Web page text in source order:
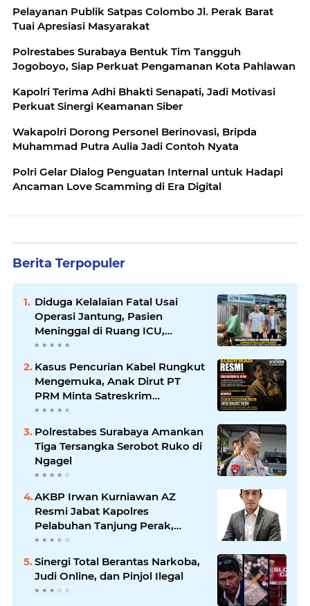
Pelayanan Publik Satpas Colombo Jl. Perak Barat
Tuai Apresiasi Masyarakat
Polrestabes Surabaya Bentuk Tim Tangguh
Jogoboyo, Siap Perkuat Pengamanan Kota Pahlawan
Kapolri Terima Adhi Bhakti Senapati, Jadi Motivasi
Perkuat Sinergi Keamanan Siber
Wakapolri Dorong Personel Berinovasi, Bripda
Muhammad Putra Aulia Jadi Contoh Nyata
Polri Gelar Dialog Penguatan Internal untuk Hadapi
Ancaman Love Scamming di Era Digital
Berita Terpopuler
Diduga Kelalaian Fatal Usai
Operasi Jantung, Pasien
Meninggal di Ruang ICU,
Keluarga Tuntut RSUD dr.
Jawab
Kasus Pencurian Kabel Rungkut
Mengemuka, Anak Dirut PT
PRM Minta Satreskrim
Polrestabes Surabaya Usut
Polrestabes Surabaya Amankan
Tiga Tersangka Serobot Ruko di
Ngagel
AKBP Irwan Kurniawan AZ
Resmi Jabat Kapolres
Pelabuhan Tanjung Perak,
Pimpinan Redaksi
Sampaikan Ucapan Selamat
Sinergi Total Berantas Narkoba,
Judi Online, dan Pinjol Ilegal